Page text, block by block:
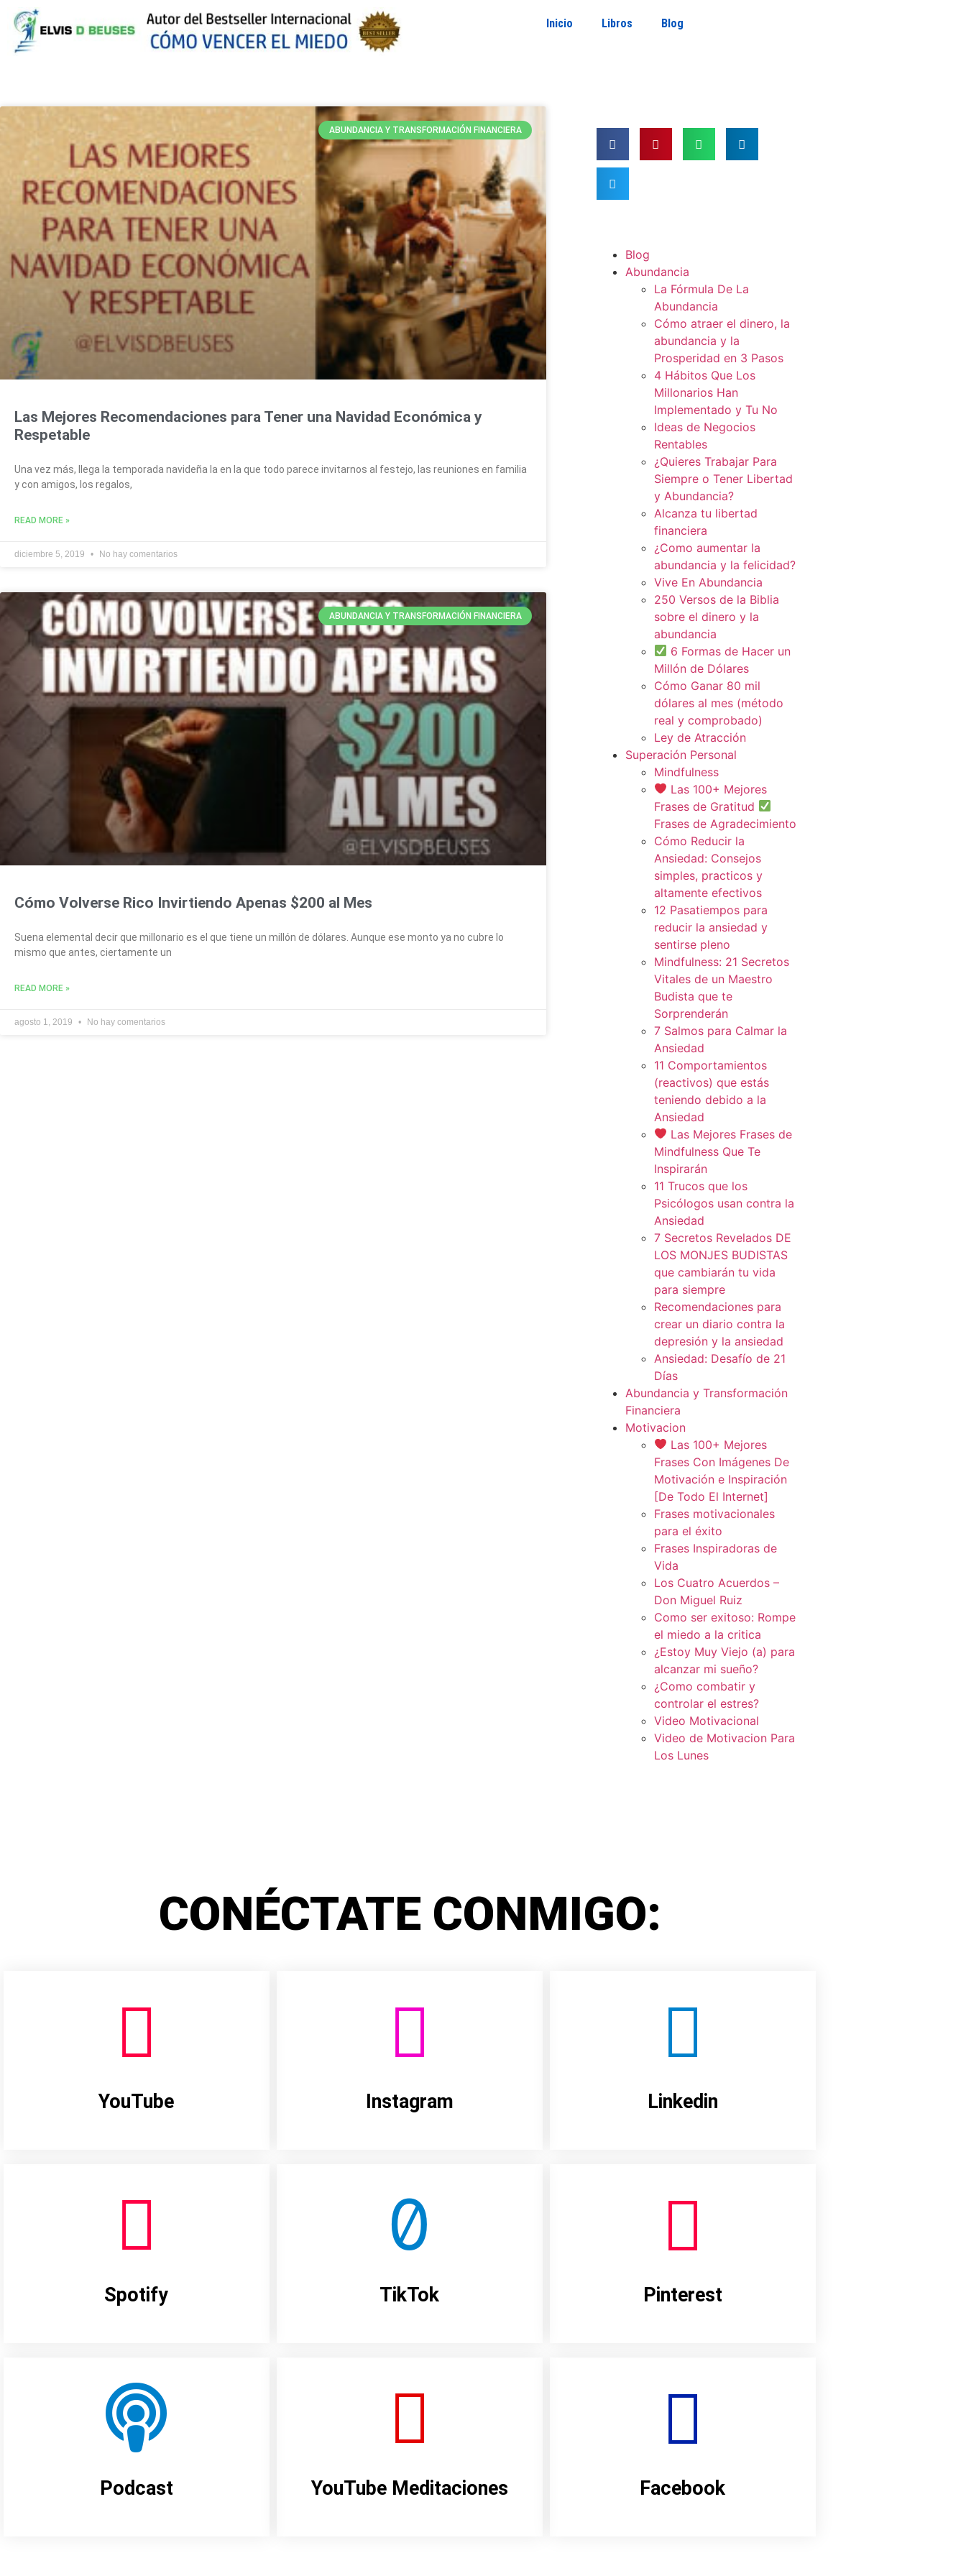
Inicio Libros Blog
ABUNDANCIA Y TRANSFORMACIÓN FINANCIERA
Las Mejores Recomendaciones para Tener una Navidad Económica y
Respetable
Una vez más, llega la temporada navideña la en la que todo parece invitarnos al festejo, las reuniones en familia
y con amigos, los regalos,
READ MORE »
diciembre 5, 2019 No hay comentarios
ABUNDANCIA Y TRANSFORMACIÓN FINANCIERA
Cómo Volverse Rico Invirtiendo Apenas $200 al Mes
Suena elemental decir que millonario es el que tiene un millón de dólares. Aunque ese monto ya no cubre lo
mismo que antes, ciertamente un
READ MORE »
agosto 1, 2019 No hay comentarios
Blog
Abundancia
La Fórmula De La
Abundancia
Cómo atraer el dinero, la
abundancia y la
Prosperidad en 3 Pasos
4 Hábitos Que Los
Millonarios Han
Implementado y Tu No
Ideas de Negocios
Rentables
¿Quieres Trabajar Para
Siempre o Tener Libertad
y Abundancia?
Alcanza tu libertad
financiera
¿Como aumentar la
abundancia y la felicidad?
Vive En Abundancia
250 Versos de la Biblia
sobre el dinero y la
abundancia
6 Formas de Hacer un
Millón de Dólares
Cómo Ganar 80 mil
dólares al mes (método
real y comprobado)
Ley de Atracción
Superación Personal
Mindfulness
Las 100+ Mejores
Frases de Gratitud
Frases de Agradecimiento
Cómo Reducir la
Ansiedad: Consejos
simples, practicos y
altamente efectivos
12 Pasatiempos para
reducir la ansiedad y
sentirse pleno
Mindfulness: 21 Secretos
Vitales de un Maestro
Budista que te
Sorprenderán
7 Salmos para Calmar la
Ansiedad
11 Comportamientos
(reactivos) que estás
teniendo debido a la
Ansiedad
Las Mejores Frases de
Mindfulness Que Te
Inspirarán
11 Trucos que los
Psicólogos usan contra la
Ansiedad
7 Secretos Revelados DE
LOS MONJES BUDISTAS
que cambiarán tu vida
para siempre
Recomendaciones para
crear un diario contra la
depresión y la ansiedad
Ansiedad: Desafío de 21
Días
Abundancia y Transformación
Financiera
Motivacion
Las 100+ Mejores
Frases Con Imágenes De
Motivación e Inspiración
[De Todo El Internet]
Frases motivacionales
para el éxito
Frases Inspiradoras de
Vida
Los Cuatro Acuerdos –
Don Miguel Ruiz
Como ser exitoso: Rompe
el miedo a la critica
¿Estoy Muy Viejo (a) para
alcanzar mi sueño?
¿Como combatir y
controlar el estres?
Video Motivacional
Video de Motivacion Para
Los Lunes
CONÉCTATE CONMIGO:
YouTube Instagram Linkedin
Spotify TikTok Pinterest
Podcast YouTube Meditaciones Facebook